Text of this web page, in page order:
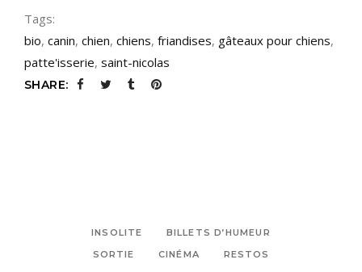
Tags:
bio, canin, chien, chiens, friandises, gâteaux pour chiens,
patte'isserie, saint-nicolas
SHARE:
INSOLITE
BILLETS D’HUMEUR
SORTIE
CINÉMA
RESTOS